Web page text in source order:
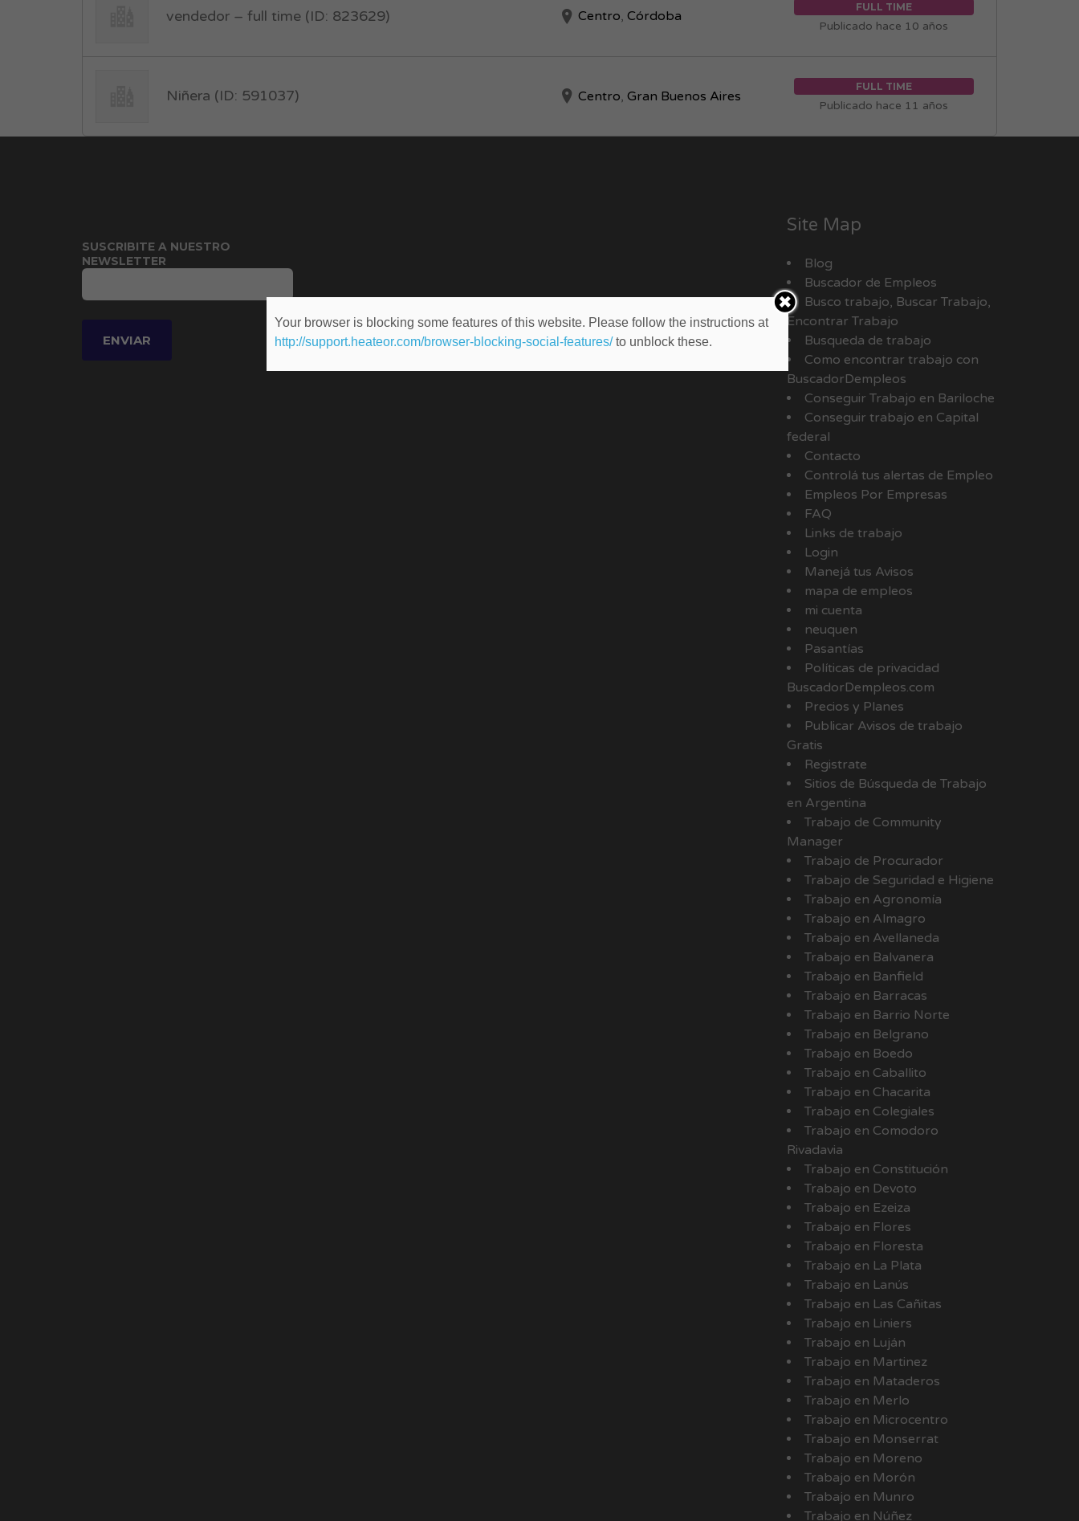
vendedor – full time (ID: 823629) Centro, Córdoba
FULL TIME
Publicado hace 10 años
Niñera (ID: 591037) Centro, Gran Buenos Aires
FULL TIME
Publicado hace 11 años
SUSCRIBITE A NUESTRO
NEWSLETTER
Site Map
Blog
Buscador de Empleos
Busco trabajo, Buscar Trabajo,
Encontrar Trabajo
Busqueda de trabajo
Como encontrar trabajo con
BuscadorDempleos
Conseguir Trabajo en Bariloche
Conseguir trabajo en Capital
federal
Contacto
Controlá tus alertas de Empleo
Empleos Por Empresas
FAQ
Links de trabajo
Login
Manejá tus Avisos
mapa de empleos
mi cuenta
neuquen
Pasantías
Políticas de privacidad
BuscadorDempleos.com
Precios y Planes
Publicar Avisos de trabajo
Gratis
Registrate
Sitios de Búsqueda de Trabajo
en Argentina
Trabajo de Community
Manager
Trabajo de Procurador
Trabajo de Seguridad e Higiene
Trabajo en Agronomía
Trabajo en Almagro
Trabajo en Avellaneda
Trabajo en Balvanera
Trabajo en Banfield
Trabajo en Barracas
Trabajo en Barrio Norte
Trabajo en Belgrano
Trabajo en Boedo
Trabajo en Caballito
Trabajo en Chacarita
Trabajo en Colegiales
Trabajo en Comodoro
Rivadavia
Trabajo en Constitución
Trabajo en Devoto
Trabajo en Ezeiza
Trabajo en Flores
Trabajo en Floresta
Trabajo en La Plata
Trabajo en Lanús
Trabajo en Las Cañitas
Trabajo en Liniers
Trabajo en Luján
Trabajo en Martinez
Trabajo en Mataderos
Trabajo en Merlo
Trabajo en Microcentro
Trabajo en Monserrat
Trabajo en Moreno
Trabajo en Morón
Trabajo en Munro
Trabajo en Núñez
Your browser is blocking some features of this website. Please follow the instructions at
http://support.heateor.com/browser-blocking-social-features/to unblock these.